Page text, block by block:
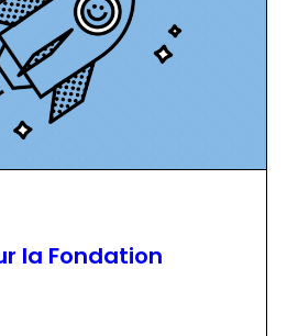
la Fondation